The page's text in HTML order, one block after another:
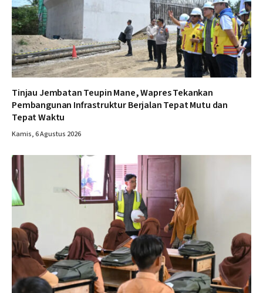
Tinjau Jembatan Teupin Mane, Wapres Tekankan
Pembangunan Infrastruktur Berjalan Tepat Mutu dan
Tepat Waktu
Kamis, 6 Agustus 2026